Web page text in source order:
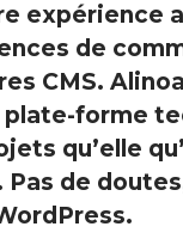
expérience
de
CMS.
plate-forme
qu’elle
Pas de